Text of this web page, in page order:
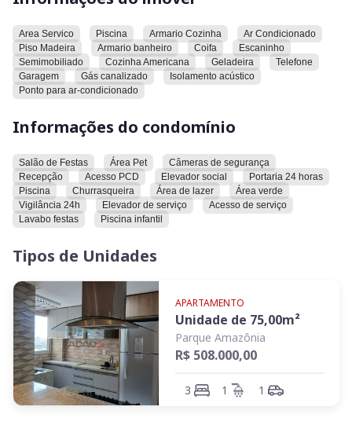
planejados em todos os ambientes. Será entregue semi
mobiliado, incluindo ar-condicionado na suíte principal,
geladeira, forno, exaustor e cooktop.
mensal de R$ 712,00, contemplando piscina adulto e infantil,
2 salões de festas, área gourmet e portaria 24 horas.
Valor do investimento: R$ 508.000,00.
Localização estratégica, a apenas 5 minutos do Parque
Cascavel e 4 minutos do Buriti Shopping.
Area Servico Piscina Armario Cozinha
Ar Condicionado
Piso Madeira
Armario banheiro Coifa
Escaninho
Semimobiliado
Cozinha Americana Geladeira
Telefone
Garagem
Gás canalizado
Isolamento acústico
Ponto para ar-condicionado
Informações do condomínio
Salão de Festas Área Pet
Câmeras de segurança
Recepção
Acesso PCD Elevador social
Portaria 24 horas
Piscina
Churrasqueira Área de lazer
Área verde
Vigilância 24h
Elevador de serviço
Acesso de serviço
Lavabo festas
Piscina infantil
Tipos de Unidades
APARTAMENTO
Unidade de 75,00m²
Parque Amazônia
R$ 508.000,00
3 1 1